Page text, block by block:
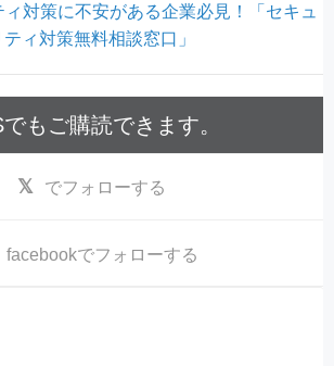
ィ対策に不安がある企業必見！「セキュ
ティ対策無料相談窓口」
もご購読できます。
でフォローする
facebookでフォローする